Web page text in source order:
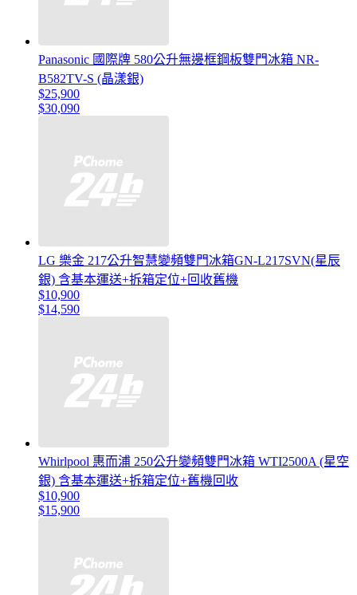
Panasonic 國際牌 580公升無邊框鋼板雙門冰箱 NR-
B582TV-S (晶漾銀)
$25,900
$30,090
LG 樂金 217公升智慧變頻雙門冰箱GN-L217SVN(星辰
銀) 含基本運送+拆箱定位+回收舊機
$10,900
$14,590
Whirlpool 惠而浦 250公升變頻雙門冰箱 WTI2500A (星空
銀) 含基本運送+拆箱定位+舊機回收
$10,900
$15,900